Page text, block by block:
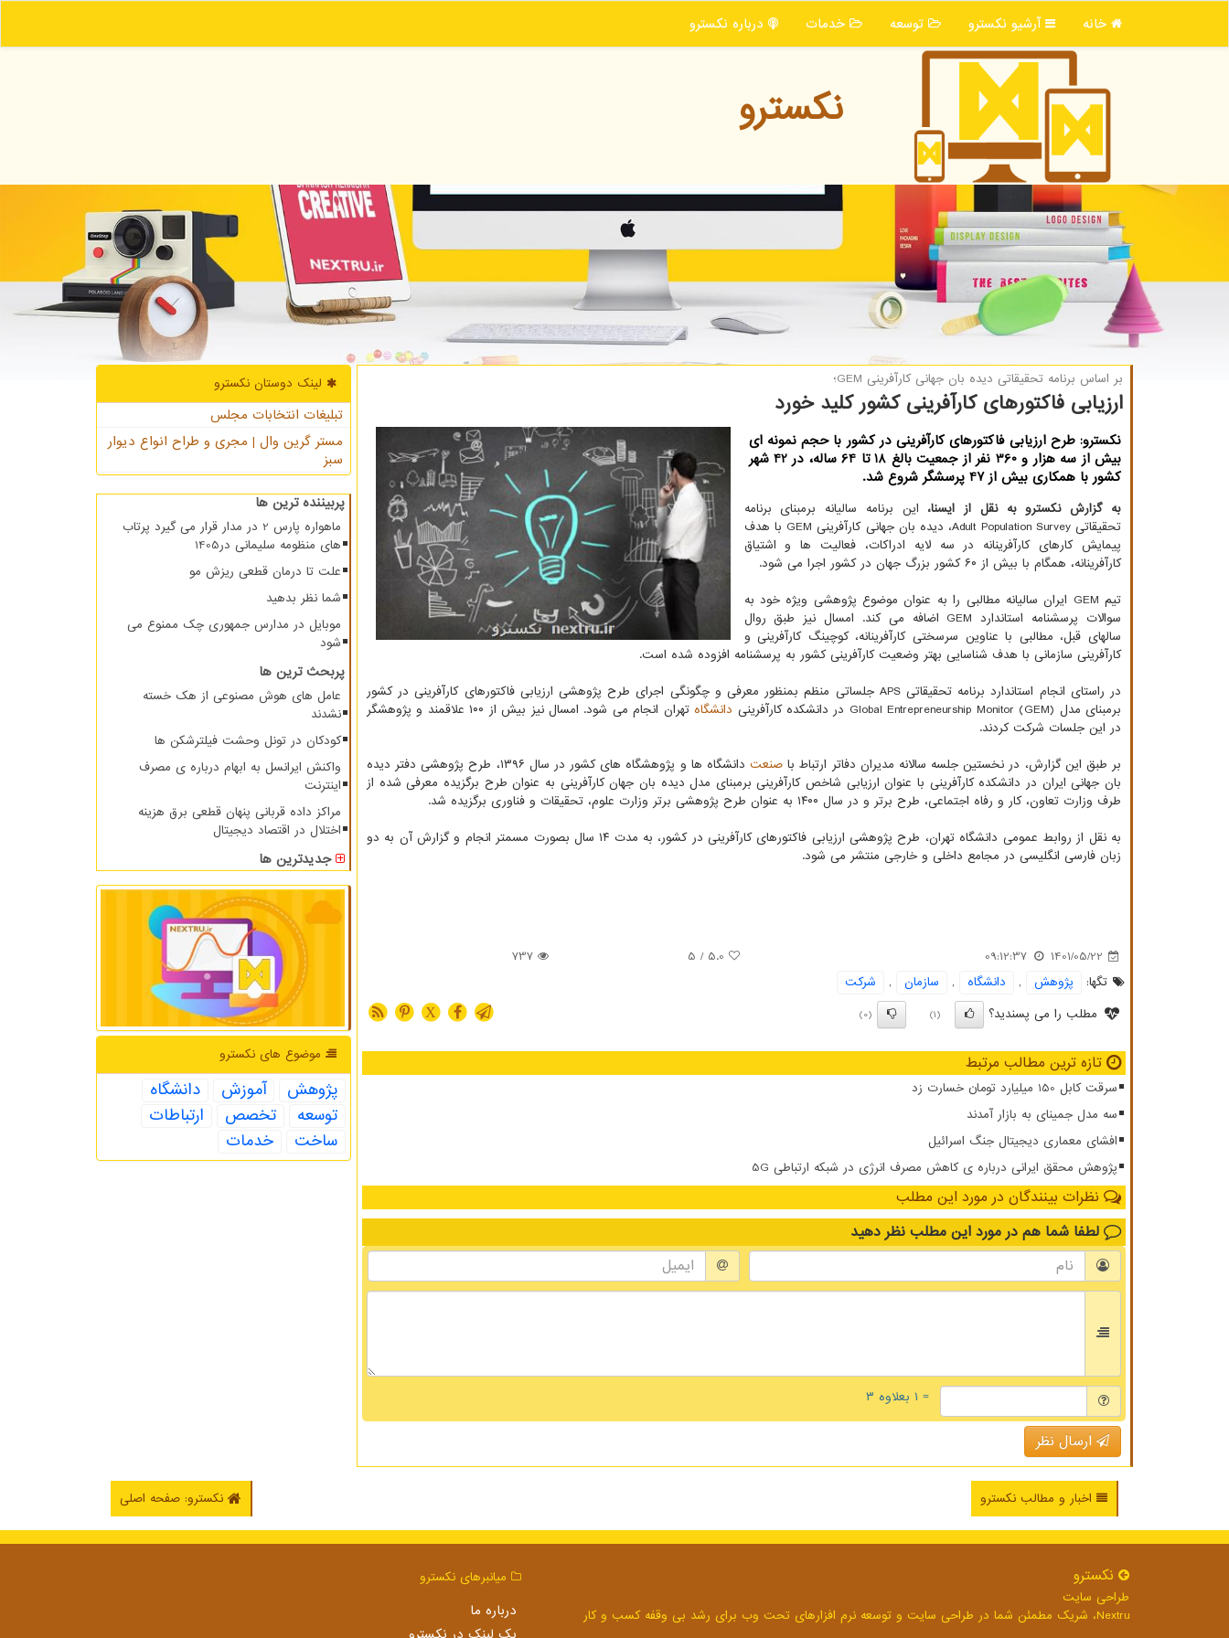
خانه آرشیو نكسترو توسعه خدمات درباره نكسترو
نكسترو
بر اساس برنامه تحقیقاتی دیده بان جهانی كارآفرینی GEM؛
ارزیابی فاکتورهای کارآفرینی کشور کلید خورد
نکسترو: طرح ارزیابی فاکتورهای کارآفرینی در کشور با حجم نمونه ای
بیش از سه هزار و 360 نفر از جمعیت بالغ 18 تا 64 ساله، در 42 شهر
کشور با همکاری بیش از 47 پرسشگر شروع شد.
به گزارش نکسترو به نقل از ایسنا، این برنامه سالیانه برمبنای برنامه
تحقیقاتی Adult Population Survey، دیده بان جهانی کارآفرینی GEM با هدف
پیمایش کارهای کارآفرینانه در سه لایه ادراکات، فعالیت ها و اشتیاق
کارآفرینانه، همگام با بیش از ۶۰ کشور بزرگ جهان در کشور اجرا می شود.
تیم GEM ایران سالیانه مطالبی را به عنوان موضوع پژوهشی ویژه خود به
سوالات پرسشنامه استاندارد GEM اضافه می کند. امسال نیز طبق روال
سالهای قبل، مطالبی با عناوین سرسختی کارآفرینانه، کوچینگ کارآفرینی و
کارآفرینی سازمانی با هدف شناسایی بهتر وضعیت کارآفرینی کشور به پرسشنامه افزوده شده است.
در راستای انجام استاندارد برنامه تحقیقاتی APS جلساتی منظم بمنظور معرفی و چگونگی اجرای طرح پژوهشی ارزیابی فاکتورهای کارآفرینی در کشور
برمبنای مدل Global Entrepreneurship Monitor (GEM) در دانشکده کارآفرینی
دانشگاه
تهران انجام می شود. امسال نیز بیش از ۱۰۰ علاقمند و پژوهشگر
در این جلسات شرکت کردند.
بر طبق این گزارش، در نخستین جلسه سالانه مدیران دفاتر ارتباط با صنعت
دانشگاه ها و پژوهشگاه های کشور در سال ۱۳۹۶، طرح پژوهشی دفتر دیده
بان جهانی ایران در دانشکده کارآفرینی با عنوان ارزیابی شاخص کارآفرینی برمبنای مدل دیده بان جهان کارآفرینی به عنوان طرح برگزیده معرفی شده از
طرف وزارت تعاون، کار و رفاه اجتماعی، طرح برتر و در سال ۱۴۰۰ به عنوان طرح پژوهشی برتر وزارت علوم، تحقیقات و فناوری برگزیده شد.
به نقل از روابط عمومی دانشگاه تهران، طرح پژوهشی ارزیابی فاکتورهای کارآفرینی در کشور، به مدت ۱۴ سال بصورت مسمتر انجام و گزارش آن به دو
زبان فارسی انگلیسی در مجامع داخلی و خارجی منتشر می شود.
1401/05/22
09:12:37
5.0
/ 5
737
تگها:
پژوهش , دانشگاه , سازمان ,
شركت
مطلب را می پسندید؟
(1)
(0)
X
تازه ترین مطالب مرتبط
سرقت کابل 150 میلیارد تومان خسارت زد
سه مدل جمینای به بازار آمدند
افشای معماری دیجیتال جنگ اسرائیل
پژوهش محقق ایرانی درباره ی کاهش مصرف انرژی در شبکه ارتباطی 5G
نظرات بینندگان در مورد این مطلب
لطفا شما هم در مورد این مطلب نظر دهید
= ۱ بعلاوه ۳
ارسال نظر
لینک دوستان نكسترو
تبلیغات انتخابات مجلس
مستر گرین وال | مجری و طراح انواع دیوار
سبز
پربیننده ترین ها
ماهواره پارس 2 در مدار قرار می گیرد پرتاب
های منظومه سلیمانی در1405
علت تا درمان قطعی ریزش مو
شما نظر بدهید
موبایل در مدارس جمهوری چک ممنوع می
شود
پربحث ترین ها
عامل های هوش مصنوعی از هک خسته
نشدند
کودکان در تونل وحشت فیلترشکن ها
واکنش ایرانسل به ابهام درباره ی مصرف
اینترنت
مراکز داده قربانی پنهان قطعی برق هزینه
اختلال در اقتصاد دیجیتال
جدیدترین ها
موضوع های نكسترو
پژوهش آموزش
دانشگاه
توسعه
تخصص
ارتباطات
ساخت
خدمات
اخبار و مطالب نکسترو نکسترو: صفحه اصلی
نكسترو
طراحی سایت
Nextru، شریک مطمئن شما در طراحی سایت و توسعه نرم افزارهای تحت وب برای رشد بی وقفه کسب و کار
میانبرهای نكسترو
درباره ما